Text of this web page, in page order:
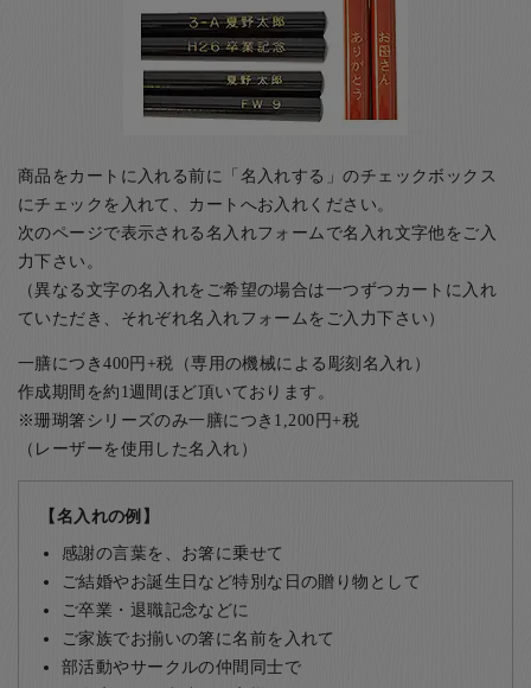
商品をカートに入れる前に「名入れする」のチェックボックス
にチェックを入れて、カートへお入れください。
次のページで表示される名入れフォームで名入れ文字他をご入
力下さい。
（異なる文字の名入れをご希望の場合は一つずつカートに入れ
ていただき、それぞれ名入れフォームをご入力下さい）
一膳につき400円+税（専用の機械による彫刻名入れ）
作成期間を約1週間ほど頂いております。
※珊瑚箸シリーズのみ一膳につき1,200円+税
（レーザーを使用した名入れ）
【名入れの例】
感謝の言葉を、お箸に乗せて
ご結婚やお誕生日など特別な日の贈り物として
ご卒業・退職記念などに
ご家族でお揃いの箸に名前を入れて
部活動やサークルの仲間同士で